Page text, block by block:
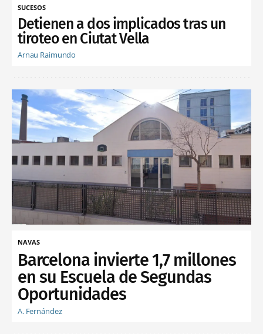
SUCESOS
Detienen a dos implicados tras un
tiroteo en Ciutat Vella
Arnau Raimundo
NAVAS
Barcelona invierte 1,7 millones
en su Escuela de Segundas
Oportunidades
A. Fernández